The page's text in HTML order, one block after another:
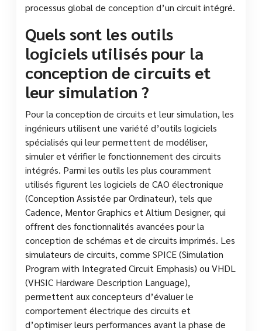
processus global de conception d’un circuit intégré.
Quels sont les outils
logiciels utilisés pour la
conception de circuits et
leur simulation ?
Pour la conception de circuits et leur simulation, les
ingénieurs utilisent une variété d’outils logiciels
spécialisés qui leur permettent de modéliser,
simuler et vérifier le fonctionnement des circuits
intégrés. Parmi les outils les plus couramment
utilisés figurent les logiciels de CAO électronique
(Conception Assistée par Ordinateur), tels que
Cadence, Mentor Graphics et Altium Designer, qui
offrent des fonctionnalités avancées pour la
conception de schémas et de circuits imprimés. Les
simulateurs de circuits, comme SPICE (Simulation
Program with Integrated Circuit Emphasis) ou VHDL
(VHSIC Hardware Description Language),
permettent aux concepteurs d’évaluer le
comportement électrique des circuits et
d’optimiser leurs performances avant la phase de